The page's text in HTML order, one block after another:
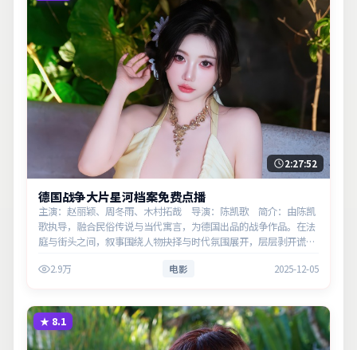
2:27:52
德国战争大片星河档案免费点播
主演：赵丽颖、周冬雨、木村拓哉 导演：陈凯歌 简介：由陈凯
歌执导，融合民俗传说与当代寓言，为德国出品的战争作品。在法
庭与街头之间，叙事围绕人物抉择与时代氛围展开，层层剥开谎言
2.9万 电影 2025-12-05
★ 8.1